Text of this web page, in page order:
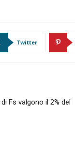
Twitter
Fs valgono il 2% del